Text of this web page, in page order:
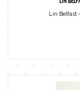
Lin Belfast